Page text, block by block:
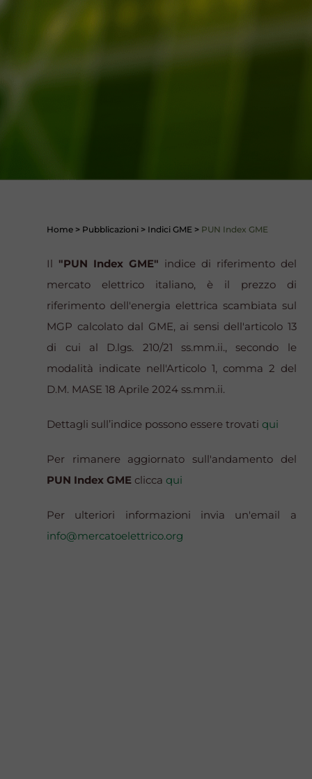
Home > Pubblicazioni > Indici GME > PUN Index GME
Il "PUN Index GME" indice di riferimento del
mercato elettrico italiano, è il prezzo di
riferimento dell'energia elettrica scambiata sul
MGP calcolato dal GME, ai sensi dell'articolo 13
di cui al D.lgs. 210/21 ss.mm.ii., secondo le
modalità indicate nell'Articolo 1, comma 2 del
D.M. MASE 18 Aprile 2024 ss.mm.ii.
Dettagli sull’indice possono essere trovatiqui
Per rimanere aggiornato sull'andamento del
PUN Index GME cliccaqui
Per ulteriori informazioni invia un'email a
info@mercatoelettrico.org